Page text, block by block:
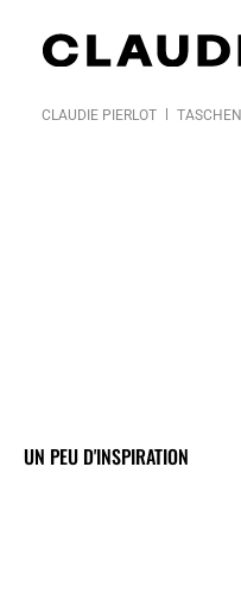
CLAUDIE PIERLOT TASCHEN
UN PEU D'INSPIRATION